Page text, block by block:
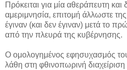
Πρόκειται για μία αθεράπευτη
αμεριμνησία, επιτομή άλλωστε
έγιναν (και δεν έγιναν) μετά το
από την πλευρά της κυβέρνησης.
Ο ομολογημένος εφησυχασμός του
λάθη στη φθινοπωρινή